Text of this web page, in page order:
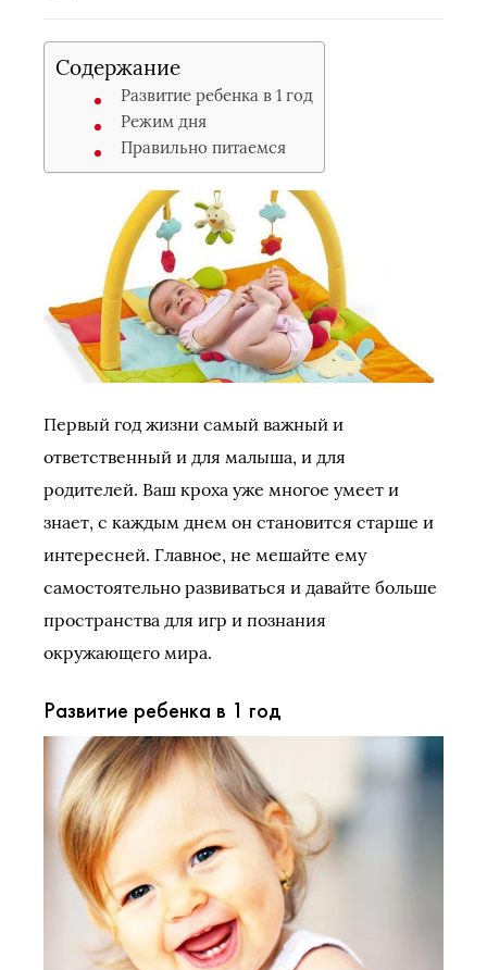
Содержание
Развитие ребенка в 1 год
Режим дня
Правильно питаемся
Первый год жизни самый важный и
ответственный и для малыша, и для
родителей. Ваш кроха уже многое умеет и
знает, с каждым днем он становится старше и
интересней. Главное, не мешайте ему
самостоятельно развиваться и давайте больше
пространства для игр и познания
окружающего мира.
Развитие ребенка в 1 год